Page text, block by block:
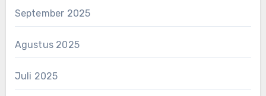
September 2025
Agustus 2025
Juli 2025